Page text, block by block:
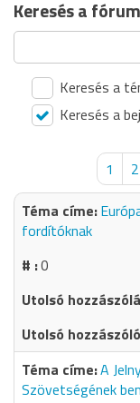
Keresés a
Keresés a
Keresés a
1 2
fordítóknak
0
A
Szövetségének